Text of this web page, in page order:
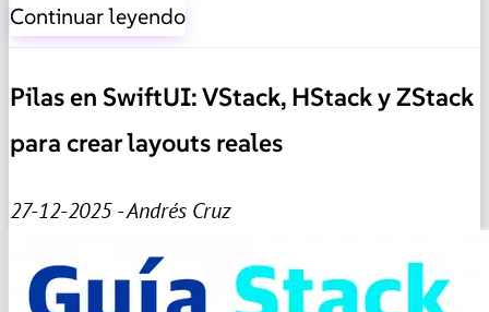
Continuar leyendo
Pilas en SwiftUI: VStack, HStack y ZStack
para crear layouts reales
27-12-2025 - Andrés Cruz